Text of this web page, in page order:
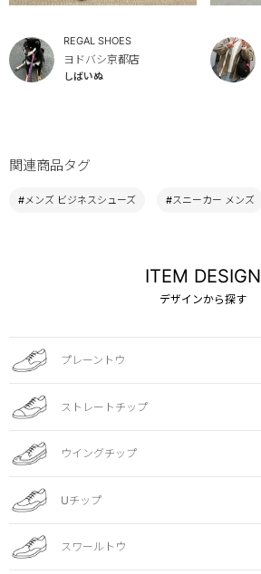
REGAL SHOES
ヨドバシ京都店
しばいぬ
関連商品タグ
#メンズ ビジネスシューズ #スニーカー メンズ
ITEM DESIGN
デザインから探す
プレーントウ
ストレートチップ
ウイングチップ
Uチップ
スワールトウ